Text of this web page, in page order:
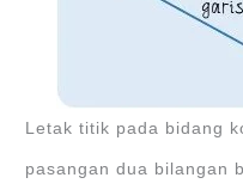
Letak titik pada bidang
pasangan dua bilangan